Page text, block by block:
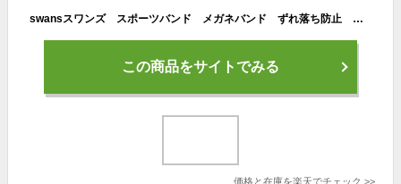
swansスワンズ スポーツバンド メガネバンド ずれ落ち防止 送料無料
この商品をサイトでみる
価格と在庫を楽天でチェック >>